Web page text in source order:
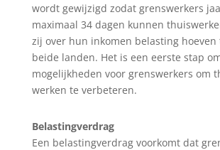
wordt gewijzigd zodat grenswerkers
maximaal 34 dagen kunnen
zij over hun inkomen belasting
beide landen. Het is een eerste stap
mogelijkheden voor grenswerkers om
werken te verbeteren.
Belastingverdrag
Een belastingverdrag voorkomt dat